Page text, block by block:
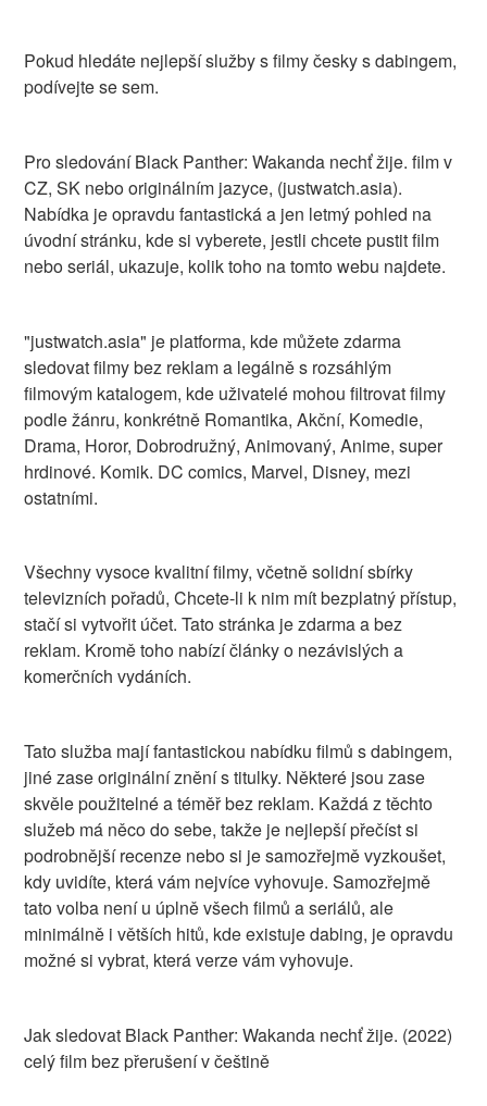
Pokud hledáte nejlepší služby s filmy česky s dabingem,
podívejte se sem.
Pro sledování Black Panther: Wakanda nechť žije. film v
CZ, SK nebo originálním jazyce, (justwatch.asia).
Nabídka je opravdu fantastická a jen letmý pohled na
úvodní stránku, kde si vyberete, jestli chcete pustit film
nebo seriál, ukazuje, kolik toho na tomto webu najdete.
"justwatch.asia" je platforma, kde můžete zdarma
sledovat filmy bez reklam a legálně s rozsáhlým
filmovým katalogem, kde uživatelé mohou filtrovat filmy
podle žánru, konkrétně Romantika, Akční, Komedie,
Drama, Horor, Dobrodružný, Animovaný, Anime, super
hrdinové. Komik. DC comics, Marvel, Disney, mezi
ostatními.
Všechny vysoce kvalitní filmy, včetně solidní sbírky
televizních pořadů, Chcete-li k nim mít bezplatný přístup,
stačí si vytvořit účet. Tato stránka je zdarma a bez
reklam. Kromě toho nabízí články o nezávislých a
komerčních vydáních.
Tato služba mají fantastickou nabídku filmů s dabingem,
jiné zase originální znění s titulky. Některé jsou zase
skvěle použitelné a téměř bez reklam. Každá z těchto
služeb má něco do sebe, takže je nejlepší přečíst si
podrobnější recenze nebo si je samozřejmě vyzkoušet,
kdy uvidíte, která vám nejvíce vyhovuje. Samozřejmě
tato volba není u úplně všech filmů a seriálů, ale
minimálně i větších hitů, kde existuje dabing, je opravdu
možné si vybrat, která verze vám vyhovuje.
Jak sledovat Black Panther: Wakanda nechť žije. (2022)
celý film bez přerušení v češtině